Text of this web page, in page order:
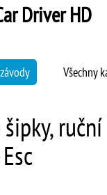
Driver HD
Všechny